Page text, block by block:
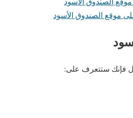
موقع الصندوق الأسود
فإنك ستتعرف على: